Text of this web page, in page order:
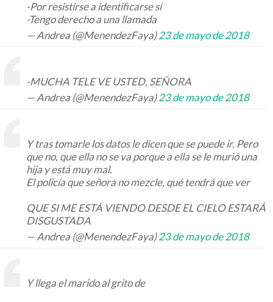
-Por resistirse a identificarse sí
-Tengo derecho a una llamada
— Andrea (@MenendezFaya)23 de mayo de 2018
-MUCHA TELE VE USTED, SEÑORA
— Andrea (@MenendezFaya)23 de mayo de 2018
Y tras tomarle los datos le dicen que se puede ir. Pero
que no, que ella no se va porque a ella se le murió una
hija y está muy mal.
El policía que señora no mezcle, qué tendrá que ver
QUE SI ME ESTÁ VIENDO DESDE EL CIELO ESTARÁ
DISGUSTADA
— Andrea (@MenendezFaya)23 de mayo de 2018
Y llega el marido al grito de